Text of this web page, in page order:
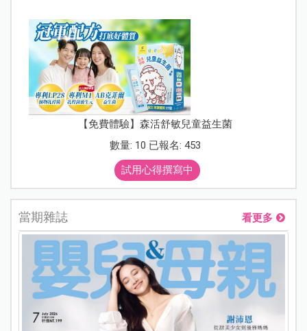
【免費體驗】森活舒敏兒童益生菌
數量: 10 已報名: 453
試用心得撰寫中
當期雜誌 看更多